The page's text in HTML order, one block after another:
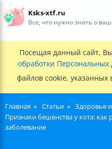
Ksks-xtf.ru
Все, что нужно знать о
Посещая данный сайт,
обработки Персональных
файлов cookie, указанных
Главная Статьи
Здоровье
Признаки бешенства у кота: как
заболевание